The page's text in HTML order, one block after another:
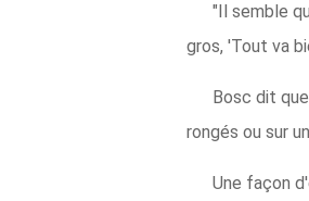
"Il semble
gros, 'Tout va
Bosc dit
rongés ou sur
Une façon